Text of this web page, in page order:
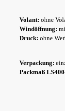
Volant: ohne
Windöffnung:
Druck: ohne
Verpackung:
Packmaß